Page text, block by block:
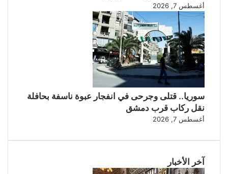
أغسطس 7, 2026
سوريا.. قتلى وجرحى في انفجار عبوة ناسفة بحافلة
نقل ركاب قرب دمشق
أغسطس 7, 2026
آخر الأخبار